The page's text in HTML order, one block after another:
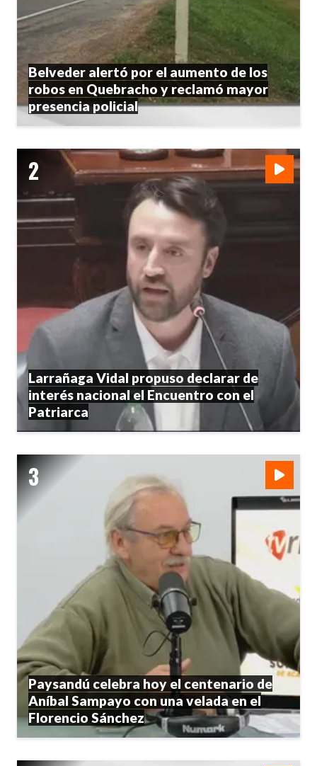
Belveder alertó por el aumento de los
robos en Quebracho y reclamó mayor
presencia policial
Larrañaga Vidal propuso declarar de
interés nacional el Encuentro con el
Patriarca
Paysandú celebra hoy el centenario de
Aníbal Sampayo con una velada en el
Florencio Sánchez